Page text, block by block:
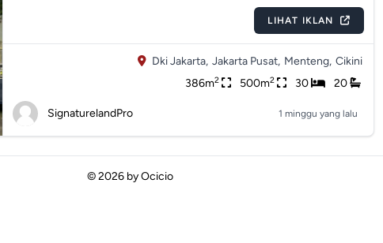
LIHAT IKLAN
Dki Jakarta, Jakarta Pusat, Menteng, Cikini
386m2 500m2 30 20
SignaturelandPro 1 minggu yang lalu
© 2026 byOcicio